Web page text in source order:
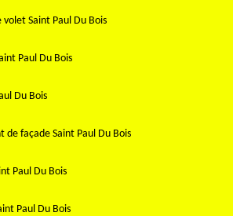
Saint Paul Du Bois
Paul Du Bois
Du Bois
façade Saint Paul Du Bois
Paul Du Bois
Paul Du Bois